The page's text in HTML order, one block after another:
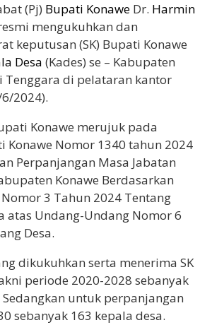
(Pj) Bupati Konawe Dr. Harmin
mengukuhkan dan
keputusan (SK) Bupati Konawe
Desa (Kades) se – Kabupaten
Tenggara di pelataran kantor
2024).
Konawe merujuk pada
Konawe Nomor 1340 tahun 2024
Perpanjangan Masa Jabatan
Konawe Berdasarkan
3 Tahun 2024 Tentang
atas Undang-Undang Nomor 6
Desa.
dikukuhkan serta menerima SK
periode 2020-2028 sebanyak
Sedangkan untuk perpanjangan
sebanyak 163 kepala desa.